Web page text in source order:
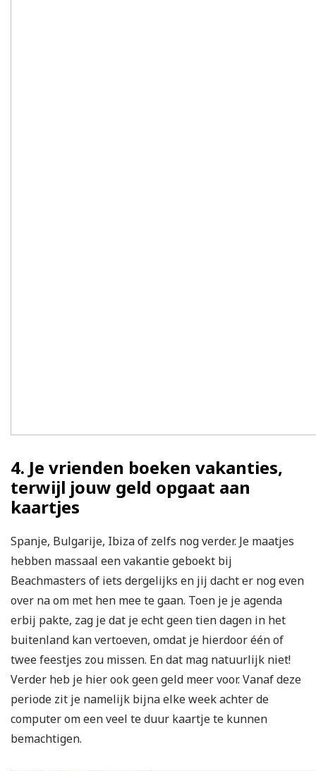
4. Je vrienden boeken vakanties,
terwijl jouw geld opgaat aan
kaartjes
Spanje, Bulgarije, Ibiza of zelfs nog verder. Je maatjes
hebben massaal een vakantie geboekt bij
Beachmasters of iets dergelijks en jij dacht er nog even
over na om met hen mee te gaan. Toen je je agenda
erbij pakte, zag je dat je echt geen tien dagen in het
buitenland kan vertoeven, omdat je hierdoor één of
twee feestjes zou missen. En dat mag natuurlijk niet!
Verder heb je hier ook geen geld meer voor. Vanaf deze
periode zit je namelijk bijna elke week achter de
computer om een veel te duur kaartje te kunnen
bemachtigen.